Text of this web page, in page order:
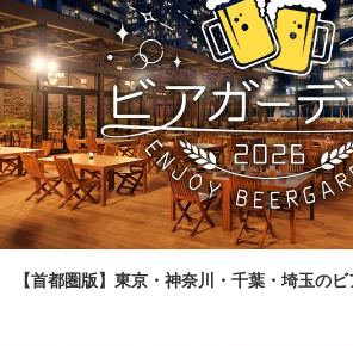
【首都圏版】東京・神奈川・千葉・埼玉の